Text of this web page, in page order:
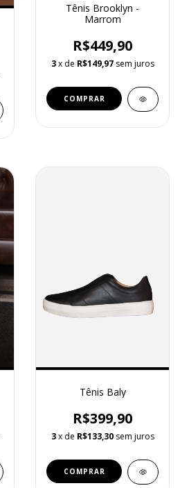
Tênis Brooklyn -
Marrom
R$449,90
3 x de R$149,97 sem juros
COMPRAR
Tênis Baly
R$399,90
3 x de R$133,30 sem juros
COMPRAR